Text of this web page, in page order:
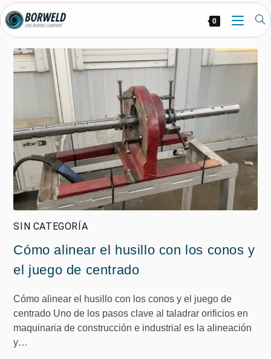
0
SIN CATEGORÍA
Cómo alinear el husillo con los conos y
el juego de centrado
Cómo alinear el husillo con los conos y el juego de
centrado Uno de los pasos clave al taladrar orificios en
maquinaria de construcción e industrial es la alineación
y…